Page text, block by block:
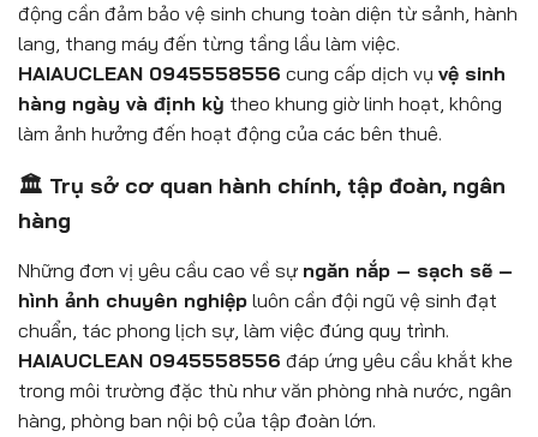
động cần đảm bảo vệ sinh chung toàn diện từ sảnh, hành
lang, thang máy đến từng tầng lầu làm việc.
HAIAUCLEAN 0945558556 cung cấp dịch vụ vệ sinh
hàng ngày và định kỳ theo khung giờ linh hoạt, không
làm ảnh hưởng đến hoạt động của các bên thuê.
🏛️ Trụ sở cơ quan hành chính, tập đoàn, ngân
hàng
Những đơn vị yêu cầu cao về sự ngăn nắp – sạch sẽ –
hình ảnh chuyên nghiệp luôn cần đội ngũ vệ sinh đạt
chuẩn, tác phong lịch sự, làm việc đúng quy trình.
HAIAUCLEAN 0945558556 đáp ứng yêu cầu khắt khe
trong môi trường đặc thù như văn phòng nhà nước, ngân
hàng, phòng ban nội bộ của tập đoàn lớn.